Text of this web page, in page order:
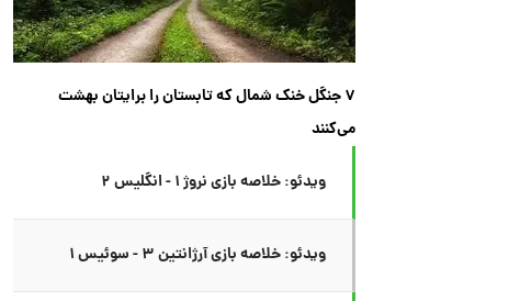
۷ جنگل خنک شمال که تابستان را برایتان بهشت
می‌کنند
ویدئو: خلاصه بازی نروژ ۱ - انگلیس ۲
ویدئو: خلاصه بازی آرژانتین ۳ - سوئیس ۱